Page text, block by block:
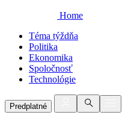
Home
Téma týždňa
Politika
Ekonomika
Spoločnosť
Technológie
Predplatné